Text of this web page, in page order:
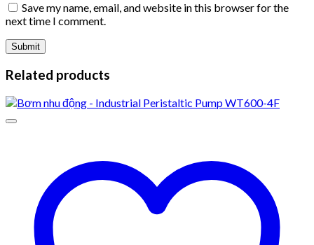
Save my name, email, and website in this browser for the
next time I comment.
Related products